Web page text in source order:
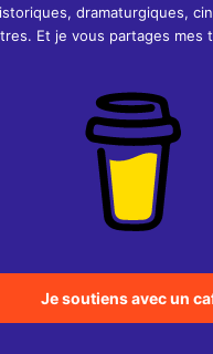
dramaturgiques,
Et je vous partages mes
Je soutiens avec un